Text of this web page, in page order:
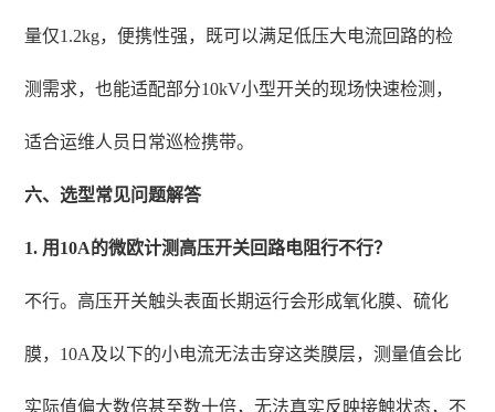
量仅1.2kg，便携性强，既可以满足低压大电流回路的检
测需求，也能适配部分10kV小型开关的现场快速检测，
适合运维人员日常巡检携带。
六、选型常见问题解答
1. 用10A的微欧计测高压开关回路电阻行不行？
不行。高压开关触头表面长期运行会形成氧化膜、硫化
膜，10A及以下的小电流无法击穿这类膜层，测量值会比
实际值偏大数倍甚至数十倍，无法真实反映接触状态，不